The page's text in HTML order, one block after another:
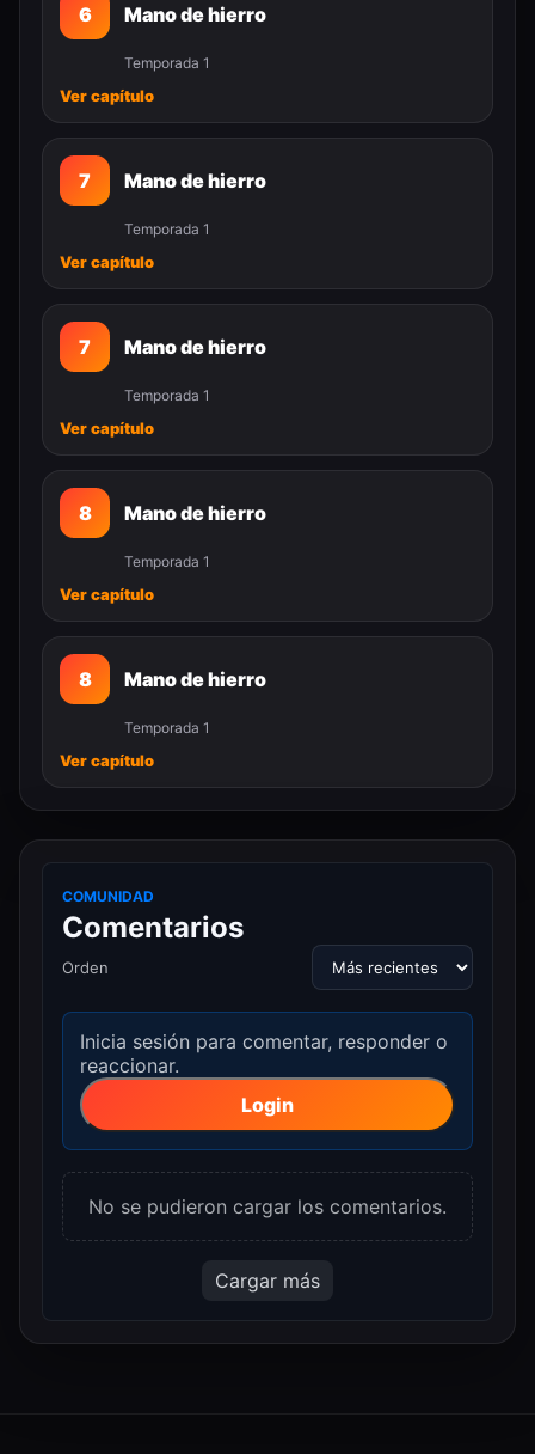
6 Mano de hierro
Temporada 1
Ver capítulo
7 Mano de hierro
Temporada 1
Ver capítulo
7 Mano de hierro
Temporada 1
Ver capítulo
8 Mano de hierro
Temporada 1
Ver capítulo
8 Mano de hierro
Temporada 1
Ver capítulo
COMUNIDAD
Comentarios
Orden
Inicia sesión para comentar, responder o
reaccionar.
Login
No se pudieron cargar los comentarios.
Cargar más